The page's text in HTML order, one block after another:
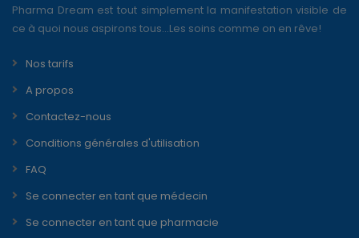
Pharma Dream est tout simplement la manifestation visible de
ce à quoi nous aspirons tous...Les soins comme on en rêve!
Nos tarifs
A propos
Contactez-nous
Conditions générales d'utilisation
FAQ
Se connecter en tant que médecin
Se connecter en tant que pharmacie